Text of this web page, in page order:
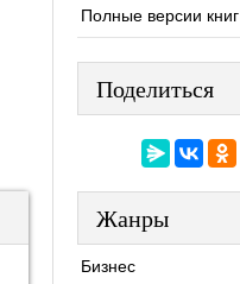
Полные версии книг
Поделиться
Жанры
Бизнес